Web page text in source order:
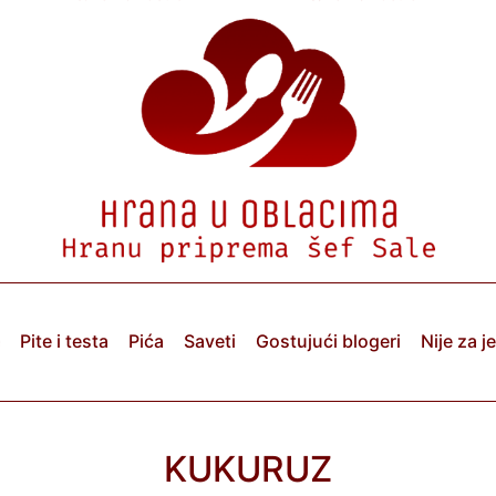
Pite i testa Pića Saveti Gostujući blogeri Nije za
KUKURUZ